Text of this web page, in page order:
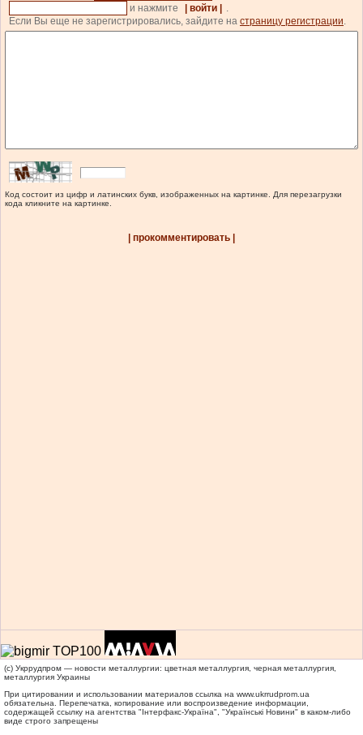
и нажмите
| войти |
Если Вы еще не зарегистрировались, зайдите на страницу регистрации
Код состоит из цифр и латинских букв, изображенных на картинке. Для перезагрузки
кода кликните на картинке.
| прокомментировать |
(c) Укррудпром — новости металлургии: цветная металлургия, черная металлургия,
металлургия Украины
При цитировании и использовании материалов ссылка на www.ukrrudprom.ua
обязательна. Перепечатка, копирование или воспроизведение информации,
содержащей ссылку на агентства "Iнтерфакс-Україна", "Українськi Новини" в каком-либо
виде строго запрещены